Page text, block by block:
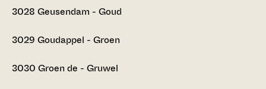
3028 Geusendam - Goud
3029 Goudappel - Groen
3030 Groen de - Gruwel